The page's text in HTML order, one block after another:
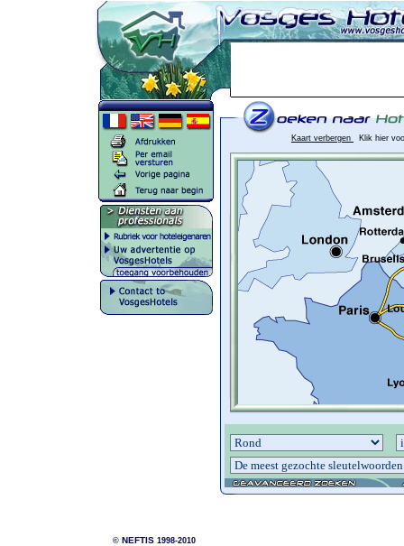
© NEFTIS1998-2010
Kaart verbergen Klik hier